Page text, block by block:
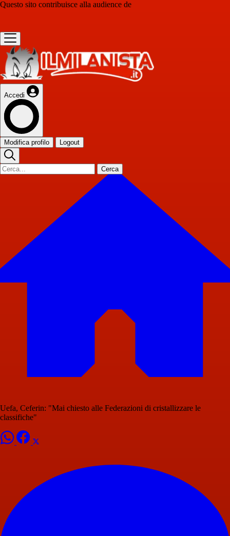
Questo sito contribuisce alla audience de
Accedi
Modifica profilo Logout
Cerca
Uefa, Ceferin: "Mai chiesto alle Federazioni di cristallizzare le
classifiche"